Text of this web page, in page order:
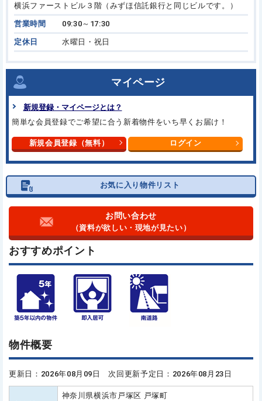
横浜ファーストビル３階（みずほ信託銀行と同じビルです。）
営業時間 09:30～17:30
定休日 水曜日・祝日
マイページ
新規登録・マイページとは？
簡単な会員登録でご希望に合う 新着物件をいち早くお届け！
新規会員登録（無料） ログイン
お気に入り物件リスト
お問い合わせ
（資料が欲しい・現地が見たい）
おすすめポイント
物件概要
更新日：2026年08月09日 次回更新予定日：2026年08月23日
神奈川県横浜市戸塚区 戸塚町